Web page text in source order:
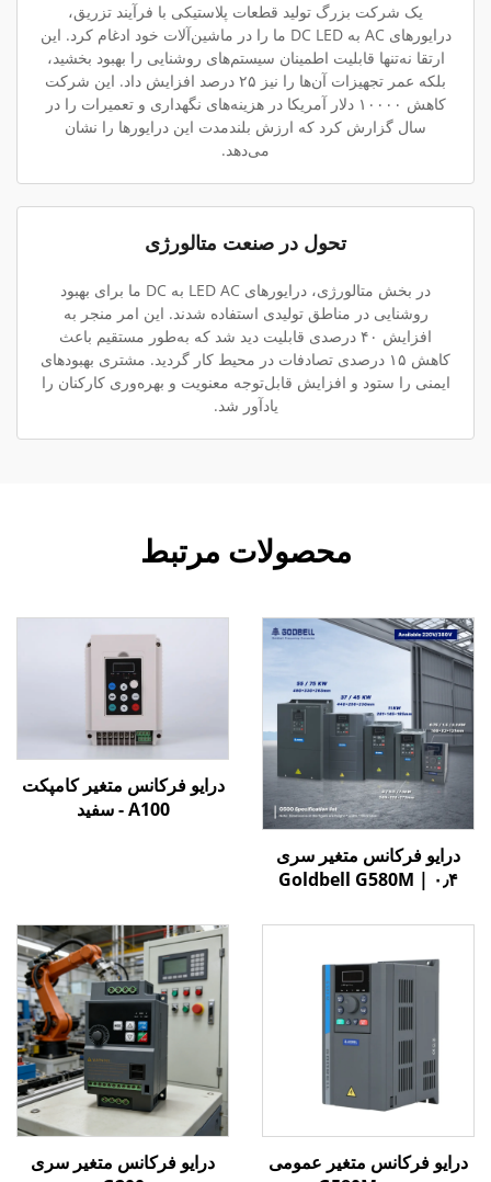
یک شرکت بزرگ تولید قطعات پلاستیکی با فرآیند تزریق،
درایورهای AC به DC LED ما را در ماشین‌آلات خود ادغام کرد. این
ارتقا نه‌تنها قابلیت اطمینان سیستم‌های روشنایی را بهبود بخشید،
بلکه عمر تجهیزات آن‌ها را نیز ۲۵ درصد افزایش داد. این شرکت
کاهش ۱۰۰۰۰ دلار آمریکا در هزینه‌های نگهداری و تعمیرات را در
سال گزارش کرد که ارزش بلندمدت این درایورها را نشان
می‌دهد.
تحول در صنعت متالورژی
در بخش متالورژی، درایورهای LED AC به DC ما برای بهبود
روشنایی در مناطق تولیدی استفاده شدند. این امر منجر به
افزایش ۴۰ درصدی قابلیت دید شد که به‌طور مستقیم باعث
کاهش ۱۵ درصدی تصادفات در محیط کار گردید. مشتری بهبودهای
ایمنی را ستود و افزایش قابل‌توجه معنویت و بهره‌وری کارکنان را
یادآور شد.
محصولات مرتبط
درایو فرکانس متغیر سری
Goldbell G580M | ۰٫۴
کنترل V/F و برداری | درایو
CE
درایو فرکانس متغیر کامپکت
A100 - سفید
درایو فرکانس متغیر عمومی
درایو فرکانس متغیر سری